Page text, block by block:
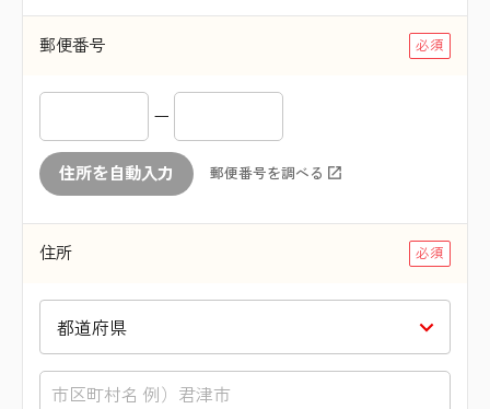
郵便番号
ー
住所を自動入力 郵便番号を調べる
住所